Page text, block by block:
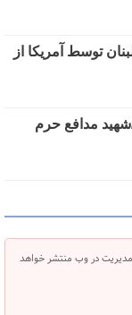
توسط آمریکا از
مدافع حرم
در وب منتشر خواهد